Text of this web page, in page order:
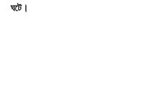
ঘটে।